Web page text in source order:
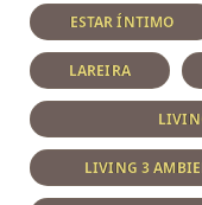
ESTAR ÍNTIMO
LAREIRA
LIVING 3